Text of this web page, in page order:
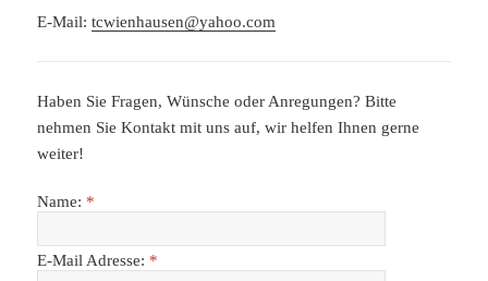
E-Mail:tcwienhausen@yahoo.com
Haben Sie Fragen, Wünsche oder Anregungen? Bitte
nehmen Sie Kontakt mit uns auf, wir helfen Ihnen gerne
weiter!
Name: *
E-Mail Adresse: *